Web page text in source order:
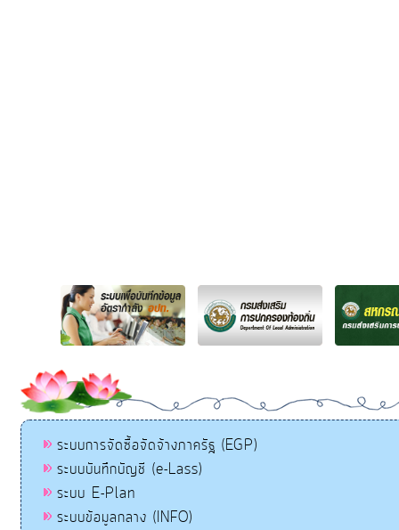
ระบบการจัดซื้อจัดจ้างภาครัฐ (EGP)
ระบบบันทึกบัญชี (e-Lass)
ระบบ E-Plan
ระบบข้อมูลกลาง (INFO)